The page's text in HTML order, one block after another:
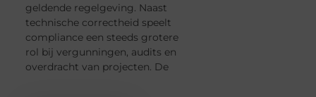
geldende regelgeving. Naast
technische correctheid speelt
compliance een steeds grotere
rol bij vergunningen, audits en
overdracht van projecten. De